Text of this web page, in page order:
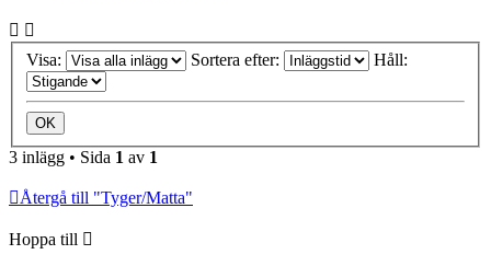
Visa: Sortera efter: Håll:
3 inlägg • Sida 1 av 1
Återgå till "Tyger/Matta"
Hoppa till